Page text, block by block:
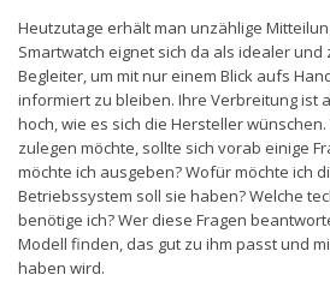
Heutzutage erhält man unzählige
Smartwatch eignet sich da als idealer
Begleiter, um mit nur einem Blick aufs
informiert zu bleiben. Ihre Verbreitung ist
hoch, wie es sich die Hersteller
zulegen möchte, sollte sich vorab einige
möchte ich ausgeben? Wofür möchte ich
Betriebssystem soll sie haben? Welche
benötige ich? Wer diese Fragen
Modell finden, das gut zu ihm passt und
haben wird.